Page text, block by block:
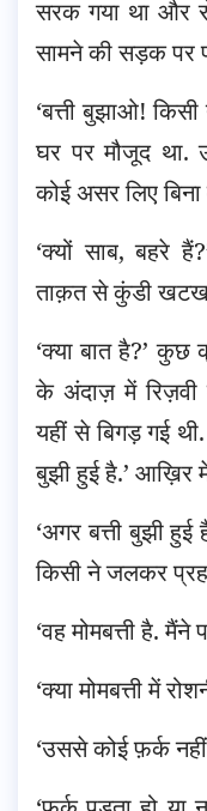
सरक गया था और
सामने की सड़क पर
‘बत्ती बुझाओ!
घर पर मौजूद था.
कोई असर लिए
‘क्यों साब, बहरे
ताक़त से कुंडी
‘क्या बात है?’
के अंदाज़ में
यहीं से बिगड़ गई
बुझी हुई है.’ आख़िर
‘अगर बत्ती बुझी
किसी ने जलकर
‘वह मोमबत्ती है.
‘क्या मोमबत्ती में
‘उससे कोई फ़र्क